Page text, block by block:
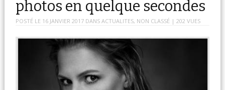
photos en quelque secondes
POSTÉ LE 16 JANVIER 2017 DANSACTUALITES, NON CLASSÉ | 202 VUES